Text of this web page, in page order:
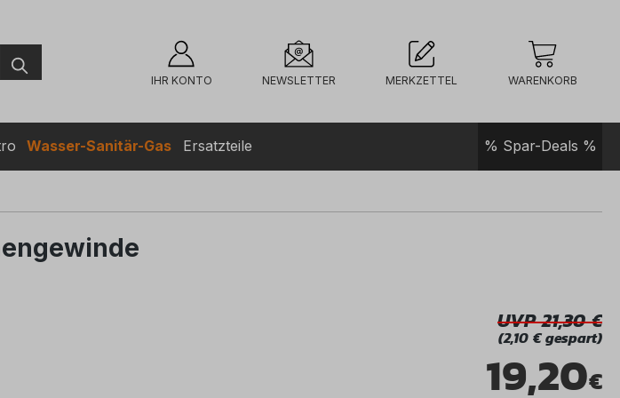
NEWSLETTER MERKZETTEL
IHR KONTO WARENKORB
Wasser-Sanitär-Gas Ersatzteile % Spar-Deals %
19,20
UVP 21,30
(2,10 € gespart)